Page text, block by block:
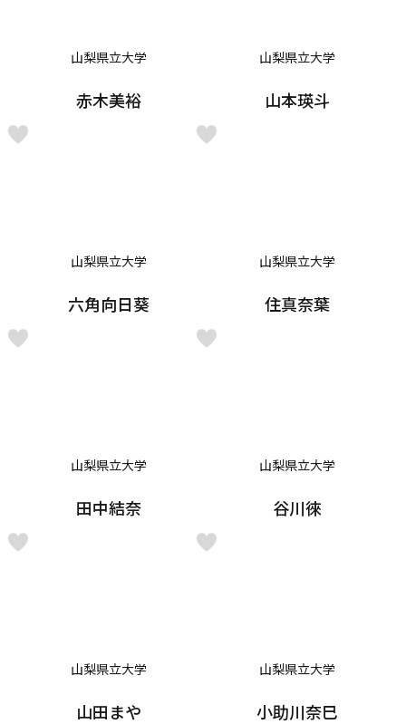
山梨県立大学
赤木美裕
山梨県立大学
山本瑛斗
山梨県立大学
六角向日葵
山梨県立大学
住真奈葉
山梨県立大学
田中結奈
山梨県立大学
谷川徠
山梨県立大学
山田まや
山梨県立大学
小助川奈巳